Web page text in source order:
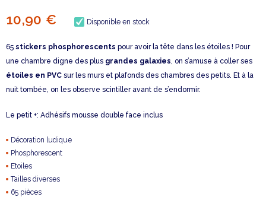
10,90 € Disponible en stock
65 stickers phosphorescents pour avoir la tête dans les étoiles ! Pour
une chambre digne des plus grandes galaxies, on s’amuse à coller ses
étoiles en PVC sur les murs et plafonds des chambres des petits. Et à la
nuit tombée, on les observe scintiller avant de s’endormir.
Le petit +: Adhésifs mousse double face inclus
Décoration ludique
Phosphorescent
Etoiles
Tailles diverses
65 pièces